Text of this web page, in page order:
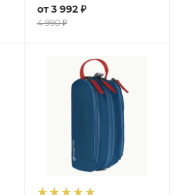
от3 992 ₽
4 990 ₽